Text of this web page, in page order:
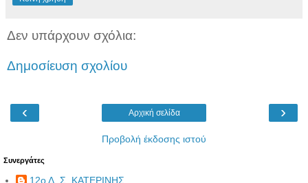
Δεν υπάρχουν σχόλια:
Δημοσίευση σχολίου
‹ ›
Αρχική σελίδα
Προβολή έκδοσης ιστού
Συνεργάτες
12ο Δ. Σ. ΚΑΤΕΡΙΝΗΣ